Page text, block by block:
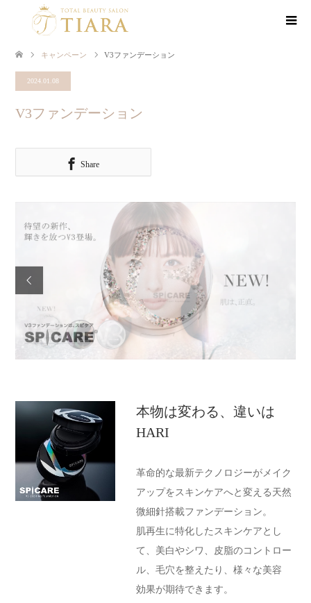
キャンペーン V3ファンデーション
2024.01.08
V3ファンデーション
Share

本物は変わる、違いは
HARI
革命的な最新テクノロジーがメイク
アップをスキンケアへと変える天然
微細針搭載ファンデーション。
肌再生に特化したスキンケアとし
て、美白やシワ、皮脂のコントロー
ル、毛穴を整えたり、様々な美容
効果が期待できます。